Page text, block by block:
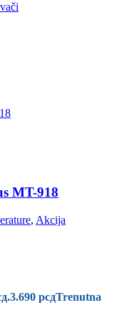
MT-918
, Akcija
3.690 рсдTrenutna